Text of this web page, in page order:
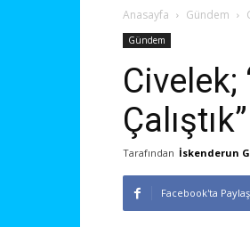
Anasayfa Gündem
Gündem
Civelek;
Çalıştık”
Tarafından İskenderun
Facebook'ta Paylaş